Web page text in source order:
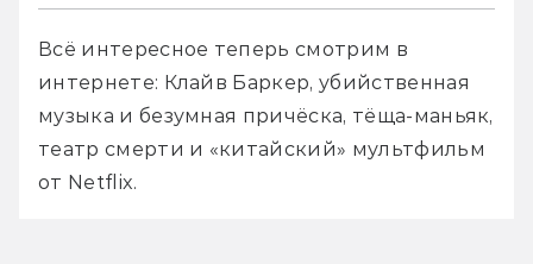
Всё интересное теперь смотрим в
интернете: Клайв Баркер, убийственная
музыка и безумная причёска, тёща-маньяк,
театр смерти и «китайский» мультфильм
от Netflix.